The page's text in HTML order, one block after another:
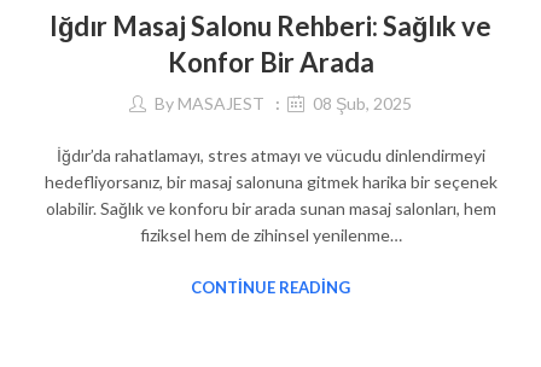
Iğdır Masaj Salonu Rehberi: Sağlık ve
Konfor Bir Arada
By MASAJEST 08 Şub, 2025
İğdır’da rahatlamayı, stres atmayı ve vücudu dinlendirmeyi
hedefliyorsanız, bir masaj salonuna gitmek harika bir seçenek
olabilir. Sağlık ve konforu bir arada sunan masaj salonları, hem
fiziksel hem de zihinsel yenilenme…
CONTINUE READING